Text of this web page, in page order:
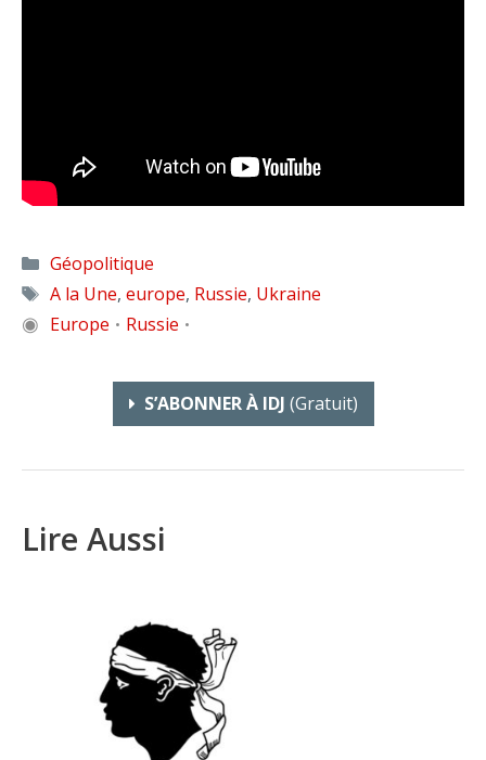
Catégories
Géopolitique
Étiquettes
A la Une, europe, Russie, Ukraine
◉ Europe • Russie •
S’ABONNER À IDJ (gratuit)
Lire Aussi